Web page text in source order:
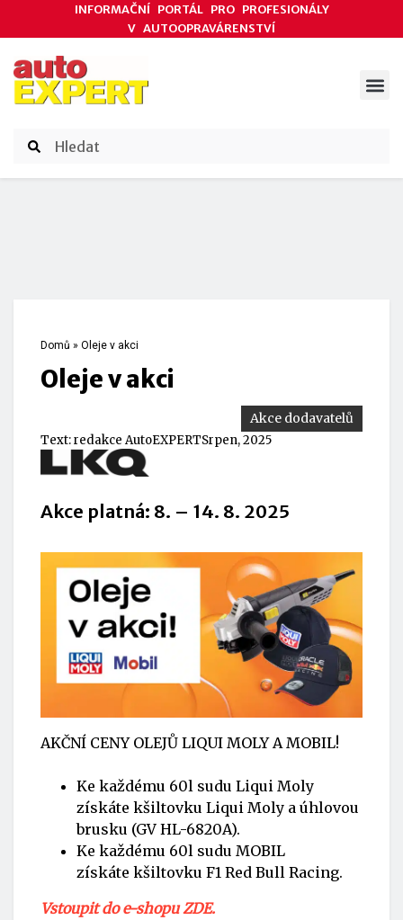
INFORMAČNÍ PORTÁL PRO PROFESIONÁLY
V AUTOOPRAVÁRENSTVÍ
Domů » Oleje v akci
Oleje v akci
Akce dodavatelů
Text:redakce AutoEXPERTSrpen, 2025
Akce platná: 8. – 14. 8. 2025
AKČNÍ CENY OLEJŮ LIQUI MOLY A MOBIL!
Ke každému 60l sudu Liqui Moly
získáte kšiltovku Liqui Moly a úhlovou
brusku (GV HL-6820A).
Ke každému 60l sudu MOBIL
získáte kšiltovku F1 Red Bull Racing.
Vstoupit do e-shopu ZDE.